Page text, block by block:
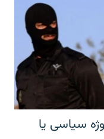
سیاسی یا